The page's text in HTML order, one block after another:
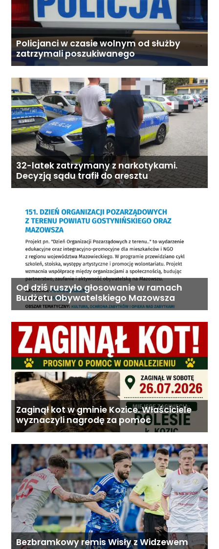
Policjanci w czasie wolnym od służby
zatrzymali poszukiwanego
32-latek zatrzymany z narkotykami.
Decyzją sądu trafił do aresztu
Od dziś ruszyło głosowanie w ramach
Budżetu Obywatelskiego Mazowsza
Zaginął kot w gminie Kozice. Właściciele
wyznaczyli nagrodę za pomoc
Bezbramkowy remis Wisły z Widzewem